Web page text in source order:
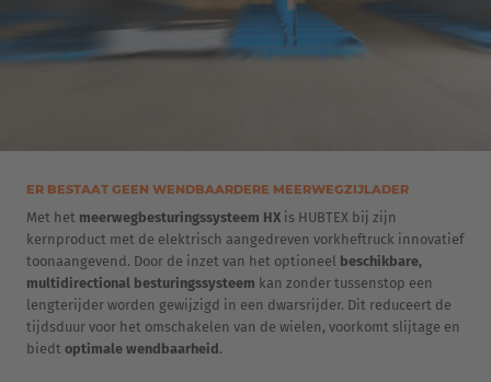
ER BESTAAT GEEN WENDBAARDERE MEERWEGZIJLADER
Met het meerwegbesturingssysteem HX is HUBTEX bij zijn
kernproduct met de elektrisch aangedreven vorkheftruck innovatief
toonaangevend. Door de inzet van het optioneel beschikbare,
multidirectional besturingssysteem kan zonder tussenstop een
lengterijder worden gewijzigd in een dwarsrijder. Dit reduceert de
tijdsduur voor het omschakelen van de wielen, voorkomt slijtage en
biedt optimale wendbaarheid.